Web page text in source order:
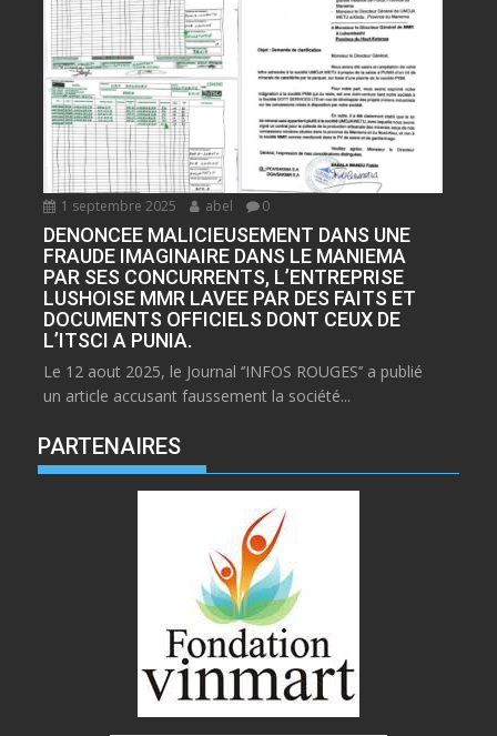
1 septembre 2025 abel 0
DENONCEE MALICIEUSEMENT DANS UNE
FRAUDE IMAGINAIRE DANS LE MANIEMA
PAR SES CONCURRENTS, L’ENTREPRISE
LUSHOISE MMR LAVEE PAR DES FAITS ET
DOCUMENTS OFFICIELS DONT CEUX DE
L’ITSCI A PUNIA.
Le 12 aout 2025, le Journal ‘’INFOS ROUGES’’ a publié
un article accusant faussement la société...
PARTENAIRES